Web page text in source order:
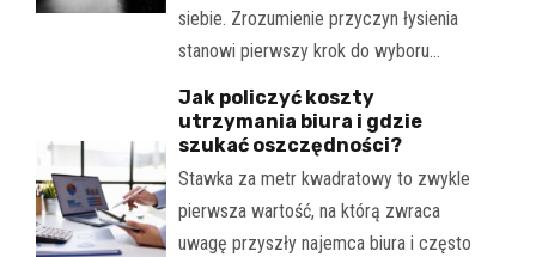
siebie. Zrozumienie przyczyn łysienia
stanowi pierwszy krok do wyboru…
Jak policzyć koszty
utrzymania biura i gdzie
szukać oszczędności?
Stawka za metr kwadratowy to zwykle
pierwsza wartość, na którą zwraca
uwagę przyszły najemca biura i często